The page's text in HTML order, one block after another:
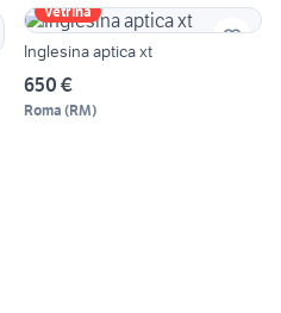
Vetrina
Inglesina aptica xt
650 €
Roma (RM)